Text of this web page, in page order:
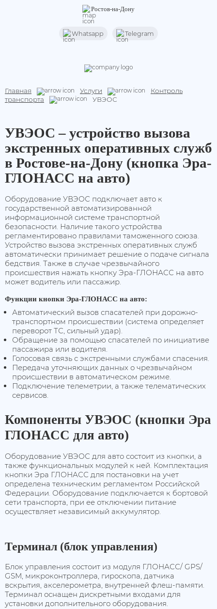
Ростов-на-Дону
Whatsapp Telegram
Контроль транспорта
Датчики уровня топлива (ДУТ)
Оборудование УВЭОС
Оборудование под ПП 969 и ПП 2216
Дополнительное оборудование
GNSS антенны
Блоки управления опрыскивателем
Агронавигаторы
Автопилот для трактора
Главная Услуги
Контроль
транспорта
УВЭОС
УВЭОС – устройство вызова
экстренных оперативных служб
в Ростове-на-Дону (кнопка Эра-
ГЛОНАСС на авто)
Оборудование УВЭОС подключает авто к
государственной автоматизированной
информационной системе транспортной
безопасности. Наличие такого устройства
регламентировано правилами таможенного союза.
Устройство вызова экстренных оперативных служб
автоматически принимает решение о подаче сигнала
бедствия. Также в случае чрезвычайного
происшествия нажать кнопку Эра-ГЛОНАСС на авто
может водитель или пассажир.
Функции кнопки Эра-ГЛОНАСС на авто:
Автоматический вызов спасателей при дорожно-
транспортном происшествии (система определяет
переворот ТС, сильный удар).
Обращение за помощью спасателей по инициативе
пассажира или водителя.
Голосовая связь с экстренными службами спасения.
Передача уточняющих данных о чрезвычайном
происшествии в автоматическом режиме.
Подключение телеметрии, а также телематических
сервисов.
Компоненты УВЭОС (кнопки Эра
ГЛОНАСС для авто)
Оборудование УВЭОС для авто состоит из кнопки, а
также функциональных модулей к ней. Комплектация
кнопки Эра ГЛОНАСС для постановки на учет
определена техническим регламентом Российской
Федерации. Оборудование подключается к бортовой
сети транспорта, при ее отключении питание
осуществляет независимый аккумулятор.
Терминал (блок управления)
Блок управления состоит из модуля ГЛОНАСС/ GPS/
GSM, микроконтроллера, гироскопа, датчика
вскрытия, акселерометра, внутренней флеш-памяти.
Терминал оснащен дискретными входами для
установки дополнительного оборудования.